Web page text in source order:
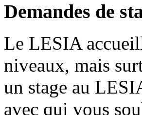
Demandes de
Le LESIA
niveaux, mais
un stage au
avec qui vous